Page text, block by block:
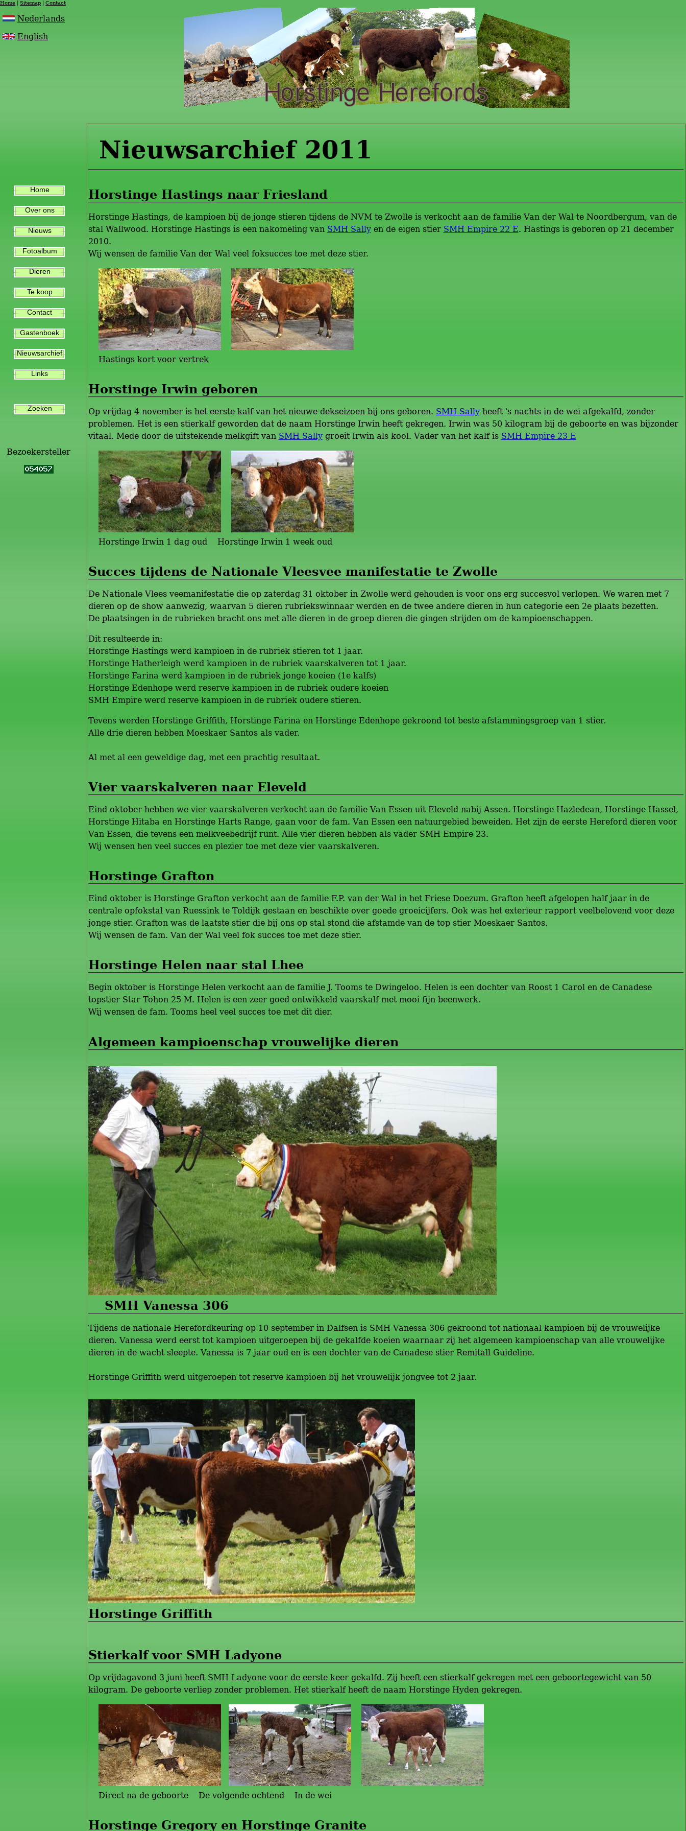
Home Sitemap Contact
Nederlands
English
Home
Over ons
Nieuws
Fotoalbum
Dieren
Te koop
Contact
Gastenboek
Nieuwsarchief
Links
Zoeken
Bezoekersteller
Nieuwsarchief 2011
Horstinge Hastings naar Friesland
Horstinge Hastings, de kampioen bij de jonge stieren tijdens de NVM te Zwolle is verkocht aan de familie Van der Wal te Noordbergum, van de
stal Wallwood. Horstinge Hastings is een nakomeling van SMH Sallyen de eigen stier SMH Empire 22 E. Hastings is geboren op 21 december
2010.
Wij wensen de familie Van der Wal veel foksucces toe met deze stier.
Hastings kort voor vertrek
Horstinge Irwin geboren
Op vrijdag 4 november is het eerste kalf van het nieuwe dekseizoen bij ons geboren. SMH Sallyheeft 's nachts in de wei afgekalfd, zonder
problemen. Het is een stierkalf geworden dat de naam Horstinge Irwin heeft gekregen. Irwin was 50 kilogram bij de geboorte en was bijzonder
vitaal. Mede door de uitstekende melkgift van SMH Sallygroeit Irwin als kool. Vader van het kalf is SMH Empire 23 E
Horstinge Irwin 1 dag oud Horstinge Irwin 1 week oud
Succes tijdens de Nationale Vleesvee manifestatie te Zwolle
De Nationale Vlees veemanifestatie die op zaterdag 31 oktober in Zwolle werd gehouden is voor ons erg succesvol verlopen. We waren met 7
dieren op de show aanwezig, waarvan 5 dieren rubriekswinnaar werden en de twee andere dieren in hun categorie een 2e plaats bezetten.
De plaatsingen in de rubrieken bracht ons met alle dieren in de groep dieren die gingen strijden om de kampioenschappen.
Dit resulteerde in:
Horstinge Hastings werd kampioen in de rubriek stieren tot 1 jaar.
Horstinge Hatherleigh werd kampioen in de rubriek vaarskalveren tot 1 jaar.
Horstinge Farina werd kampioen in de rubriek jonge koeien (1e kalfs)
Horstinge Edenhope werd reserve kampioen in de rubriek oudere koeien
SMH Empire werd reserve kampioen in de rubriek oudere stieren.
Tevens werden Horstinge Griffith, Horstinge Farina en Horstinge Edenhope gekroond tot beste afstammingsgroep van 1 stier.
Alle drie dieren hebben Moeskaer Santos als vader.
Al met al een geweldige dag, met een prachtig resultaat.
Vier vaarskalveren naar Eleveld
Eind oktober hebben we vier vaarskalveren verkocht aan de familie Van Essen uit Eleveld nabij Assen. Horstinge Hazledean, Horstinge Hassel,
Horstinge Hitaba en Horstinge Harts Range, gaan voor de fam. Van Essen een natuurgebied beweiden. Het zijn de eerste Hereford dieren voor
Van Essen, die tevens een melkveebedrijf runt. Alle vier dieren hebben als vader SMH Empire 23.
Wij wensen hen veel succes en plezier toe met deze vier vaarskalveren.
Horstinge Grafton
Eind oktober is Horstinge Grafton verkocht aan de familie F.P. van der Wal in het Friese Doezum. Grafton heeft afgelopen half jaar in de
centrale opfokstal van Ruessink te Toldijk gestaan en beschikte over goede groeicijfers. Ook was het exterieur rapport veelbelovend voor deze
jonge stier. Grafton was de laatste stier die bij ons op stal stond die afstamde van de top stier Moeskaer Santos.
Wij wensen de fam. Van der Wal veel fok succes toe met deze stier.
Horstinge Helen naar stal Lhee
Begin oktober is Horstinge Helen verkocht aan de familie J. Tooms te Dwingeloo. Helen is een dochter van Roost 1 Carol en de Canadese
topstier Star Tohon 25 M. Helen is een zeer goed ontwikkeld vaarskalf met mooi fijn beenwerk.
Wij wensen de fam. Tooms heel veel succes toe met dit dier.
Algemeen kampioenschap vrouwelijke dieren
SMH Vanessa 306
Tijdens de nationale Herefordkeuring op 10 september in Dalfsen is SMH Vanessa 306 gekroond tot nationaal kampioen bij de vrouwelijke
dieren. Vanessa werd eerst tot kampioen uitgeroepen bij de gekalfde koeien waarnaar zij het algemeen kampioenschap van alle vrouwelijke
dieren in de wacht sleepte. Vanessa is 7 jaar oud en is een dochter van de Canadese stier Remitall Guideline.
Horstinge Griffith werd uitgeroepen tot reserve kampioen bij het vrouwelijk jongvee tot 2 jaar.
Horstinge Griffith
Stierkalf voor SMH Ladyone
Op vrijdagavond 3 juni heeft SMH Ladyone voor de eerste keer gekalfd. Zij heeft een stierkalf gekregen met een geboortegewicht van 50
kilogram. De geboorte verliep zonder problemen. Het stierkalf heeft de naam Horstinge Hyden gekregen.
Direct na de geboorte De volgende ochtend In de wei
Horstinge Gregory en Horstinge Granite